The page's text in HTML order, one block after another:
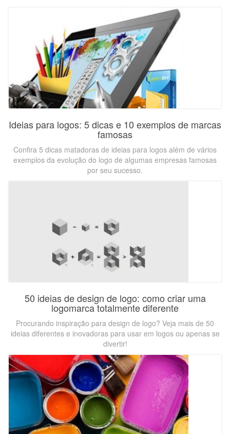
Ideias para logos: 5 dicas e 10 exemplos de marcas
famosas
Confira 5 dicas matadoras de ideias para logos além de vários
exemplos da evolução do logo de algumas empresas famosas
por seu sucesso.
50 ideias de design de logo: como criar uma
logomarca totalmente diferente
Procurando inspiração para design de logo? Veja mais de 50
ideias diferentes e inovadoras para usar em logos ou apenas se
divertir!